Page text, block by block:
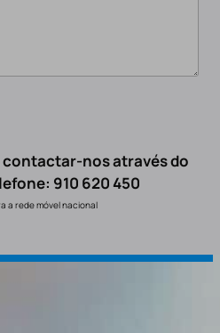
contactar-nos através do
910 620 450
a rede móvel nacional